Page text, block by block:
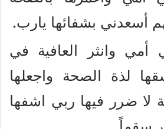
أسعدني بشفائها يارب.
أمي وانثر العافية في
لذة الصحة واجعلها
لا ضرر فيها ربي اشفها